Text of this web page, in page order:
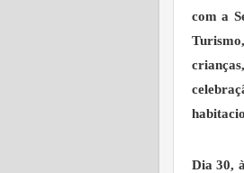
com a
Dia 30,